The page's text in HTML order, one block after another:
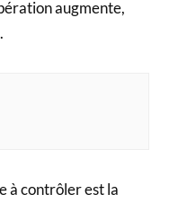
augmente,
à contrôler est la